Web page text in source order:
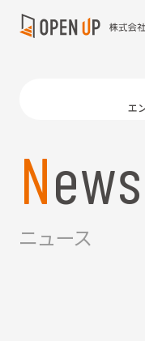
News
ニュース